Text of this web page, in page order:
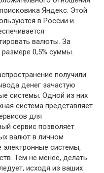
Яндекс. Этой
в России и
валюты. За
0,5% суммы.
получили
денег зачастую
системы. Одной из них
система представляет
для
сервис позволяет
валют в личном
электронные системы,
Тем не менее, делать
исходя из ваших